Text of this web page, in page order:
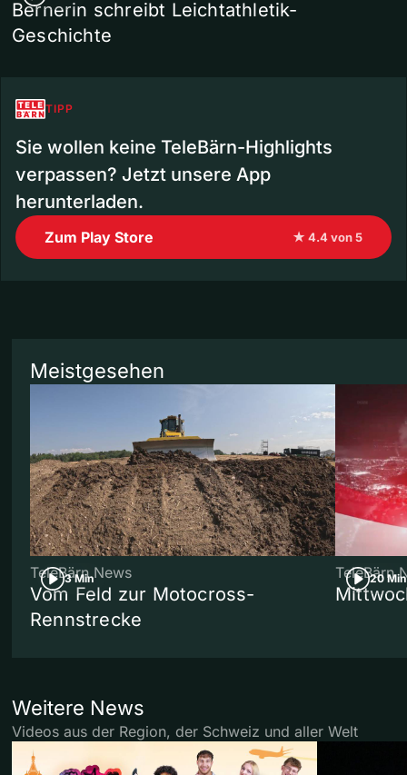
Bernerin schreibt Leichtathletik-
Geschichte
TIPP
Sie wollen keine TeleBärn-Highlights
verpassen? Jetzt unsere App
herunterladen.
Zum Play Store ★ 4.4 von 5
Meistgesehen
3 Min
TeleBärn News
Vom Feld zur Motocross-
Rennstrecke
20 Min
TeleBärn
Weitere News
Videos aus der Region, der Schweiz und aller Welt